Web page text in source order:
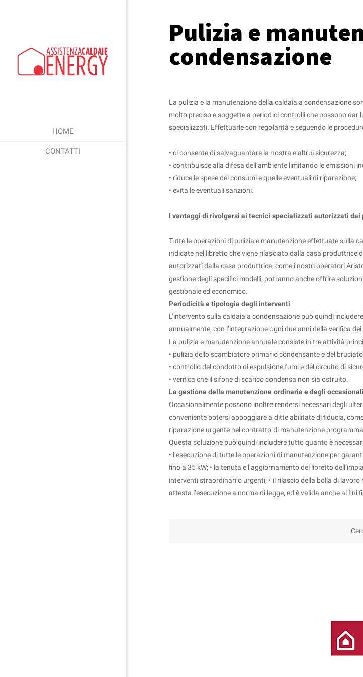
HOME
CONTATTI
Pulizia e
condensazione
La pulizia e la manutenzione della caldaia a condensazione
molto preciso e soggette a periodici controlli che possono dar
specializzati. Effettuarle con regolarità e seguendo le
• ci consente di salvaguardare la nostra e altrui sicurezza;
• contribuisce alla difesa dell’ambiente limitando le emissioni
• riduce le spese dei consumi e quelle eventuali di riparazione;
• evita le eventuali sanzioni.
I vantaggi di rivolgersi ai tecnici specializzati autorizzati dai
Tutte le operazioni di pulizia e manutenzione effettuate sulla
indicate nel libretto che viene rilasciato dalla casa produttrice
autorizzati dalla casa produttrice, come i nostri operatori
gestione degli speciﬁci modelli, potranno anche offrire
gestionale ed economico.
Periodicità e tipologia degli interventi
L’intervento sulla caldaia a condensazione può quindi
annualmente, con l’integrazione ogni due anni della veriﬁca
La pulizia e manutenzione annuale consiste in tre attività
• pulizia dello scambiatore primario condensante e del
• controllo del condotto di espulsione fumi e del circuito di
• veriﬁca che il sifone di scarico condensa non sia ostruito.
La gestione della manutenzione ordinaria e degli
Occasionalmente possono inoltre rendersi necessari degli
conveniente potersi appoggiare a ditte abilitate di ﬁducia,
riparazione urgente nel contratto di manutenzione
Questa soluzione può quindi includere tutto quanto è
• l’esecuzione di tutte le operazioni di manutenzione per
ﬁno a 35 kW; • la tenuta e l’aggiornamento del libretto
interventi straordinari o urgenti; • il rilascio della bolla di
attesta l’esecuzione a norma di legge, ed è valida anche ai ﬁni